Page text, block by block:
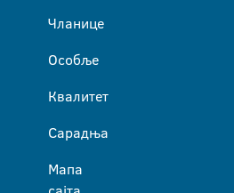
Чланице
Особље
Квалитет
Сарадња
Мапа